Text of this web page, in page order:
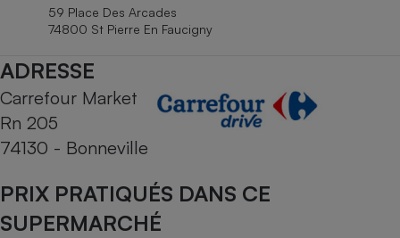
59 Place Des Arcades
74800 St Pierre En Faucigny
ADRESSE
Carrefour Market
Rn 205
74130 - Bonneville
PRIX PRATIQUÉS DANS CE
SUPERMARCHÉ